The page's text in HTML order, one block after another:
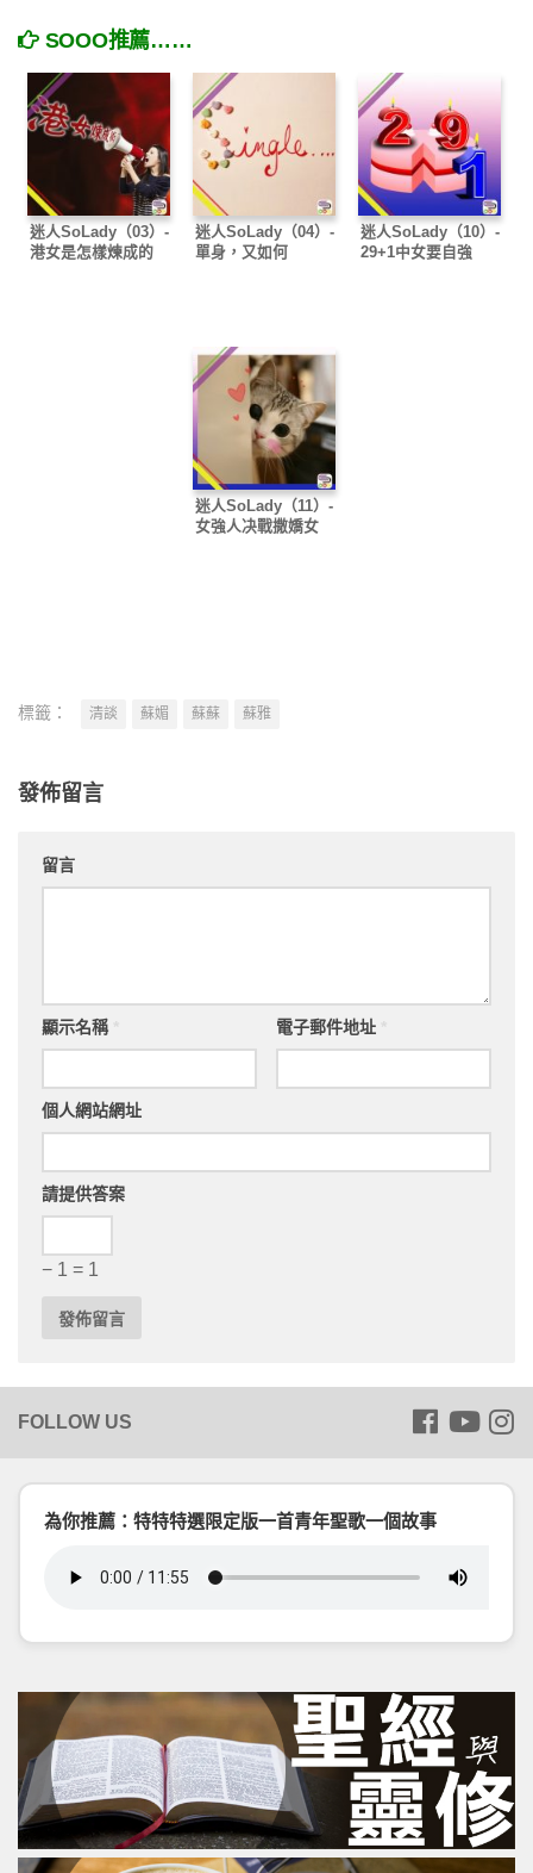
SOOO推薦……
迷人SoLady（03）-
港女是怎樣煉成的
迷人SoLady（04）-
單身，又如何
迷人SoLady（10）-
29+1中女要自強
迷人SoLady（11）-
女強人决戰撒嬌女
標籤： 清談 蘇媚 蘇蘇 蘇雅
發佈留言
留言
顯示名稱 電子郵件地址
個人網站網址
請提供答案
− 1 = 1
為你推薦：特特特選限定版一首青年聖歌一個故事